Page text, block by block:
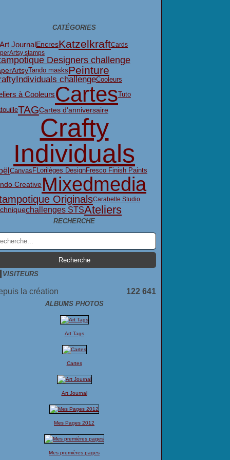
CATÉGORIES
Art JournalEncresKatzelkraftCards
stamps
Designers challenge
Tando masksPeinture
challengeCooleurs
à CooleursCartesTuto
TAGCartes d'anniversaire
Crafty
Individuals
Canvas FLorilèges DesignFresco Finish Paints
CreativeMixedmedia
OriginalsCarabelle Studio
challenges STSAteliers
RECHERCHE
VISITEURS
la création 122 641
ALBUMS PHOTOS
Art Tags
Cartes
Art Journal
Mes Pages 2012
Mes premières pages